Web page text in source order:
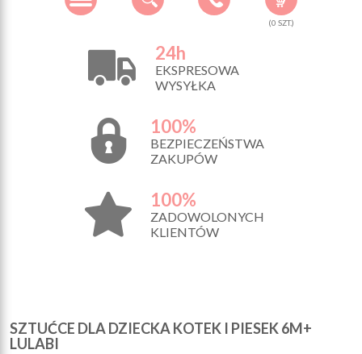
(0 SZT.)
24h
EKSPRESOWA
WYSYŁKA
100%
BEZPIECZEŃSTWA
ZAKUPÓW
100%
ZADOWOLONYCH
KLIENTÓW
SZTUĆCE DLA DZIECKA KOTEK I PIESEK 6M+
LULABI